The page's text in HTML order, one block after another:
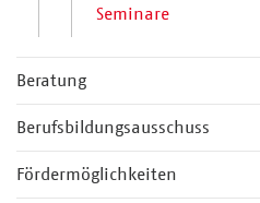
Seminare
Beratung
Berufsbildungsausschuss
Fördermöglichkeiten